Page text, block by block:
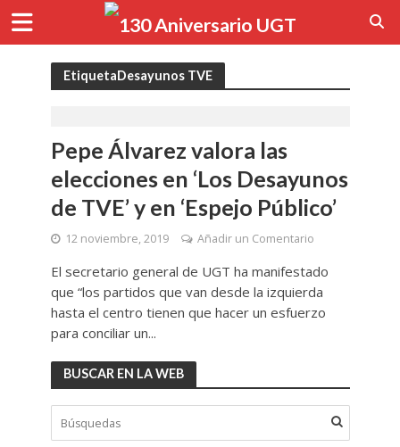
EtiquetaDesayunos TVE
Pepe Álvarez valora las
elecciones en ‘Los Desayunos
de TVE’ y en ‘Espejo Público’
12 noviembre, 2019 Añadir un Comentario
El secretario general de UGT ha manifestado
que “los partidos que van desde la izquierda
hasta el centro tienen que hacer un esfuerzo
para conciliar un...
BUSCAR EN LA WEB